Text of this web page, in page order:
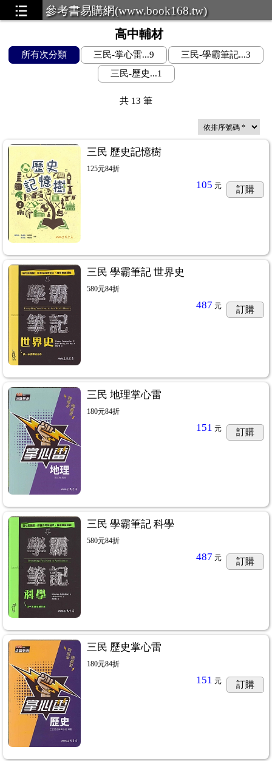
參考書易購網(www.book168.tw)
高中輔材
所有次分類 三民-掌心雷...9
三民-學霸筆記...3
三民-歷史...1
共 13 筆
三民 歷史記憶樹
125元84折
105 元 訂購
三民 學霸筆記 世界史
580元84折
487 元 訂購
三民 地理掌心雷
180元84折
151 元 訂購
三民 學霸筆記 科學
580元84折
487 元 訂購
三民 歷史掌心雷
180元84折
151 元 訂購